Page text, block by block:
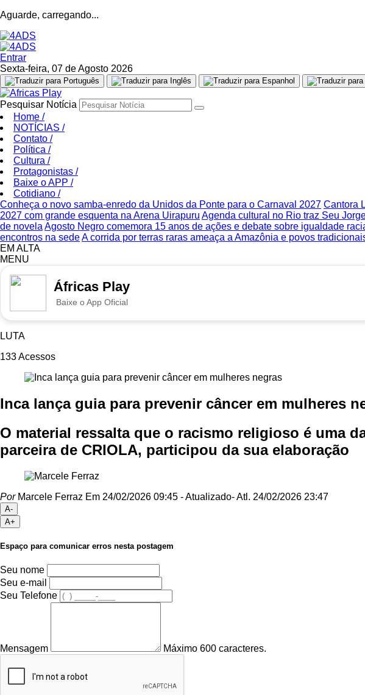
Aguarde, carregando...
Entrar
Sexta-feira, 07 de Agosto 2026
Pesquisar Notícia
Home /
NOTÍCIAS /
Contato /
Política /
Cultura /
Protagonistas /
Baixe o APP /
Cotidiano /
Conheça o novo samba-enredo da Unidos da Ponte para o Carnaval 2027 Cantora
2027 com grande esquenta na Arena Uirapuru Agenda cultural no Rio traz Seu
de novela Agosto Negro comemora 15 anos de ações e debate sobre igualdade
encontros na sedeA corrida por terras raras ameaça a Amazônia e povos
EM ALTA
MENU
Áfricas Play
Baixe o App Oficial
LUTA
133Acessos
Inca lança guia para prevenir câncer em mulheres
O material ressalta que o racismo religioso é uma
parceira de CRIOLA, participou da sua elaboração
PorMarcele Ferraz Em 24/02/2026 09:45 - Atualizado- Atl. 24/02/2026 23:47
A-
A+
Espaço para comunicar erros nesta postagem
Seu nome
Seu e-mail
Seu Telefone
Mensagem Máximo 600 caracteres.